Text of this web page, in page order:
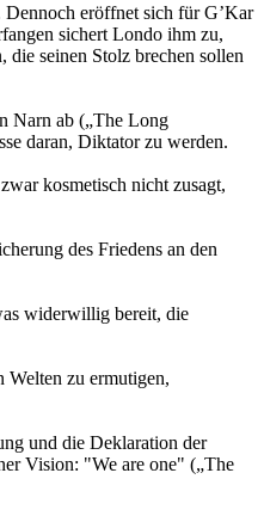
eröffnet sich für G’Kar
sichert Londo ihm zu,
die seinen Stolz brechen sollen
Narn ab („The Long
daran, Diktator zu werden.
kosmetisch nicht zusagt,
des Friedens an den
widerwillig bereit, die
zu ermutigen,
und die Deklaration der
Vision: "We are one" („The